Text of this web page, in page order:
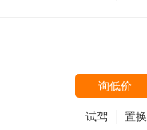
询低价
置换
试驾